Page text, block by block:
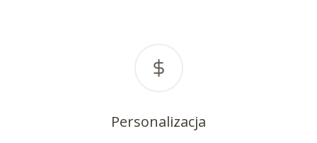
Personalizacja